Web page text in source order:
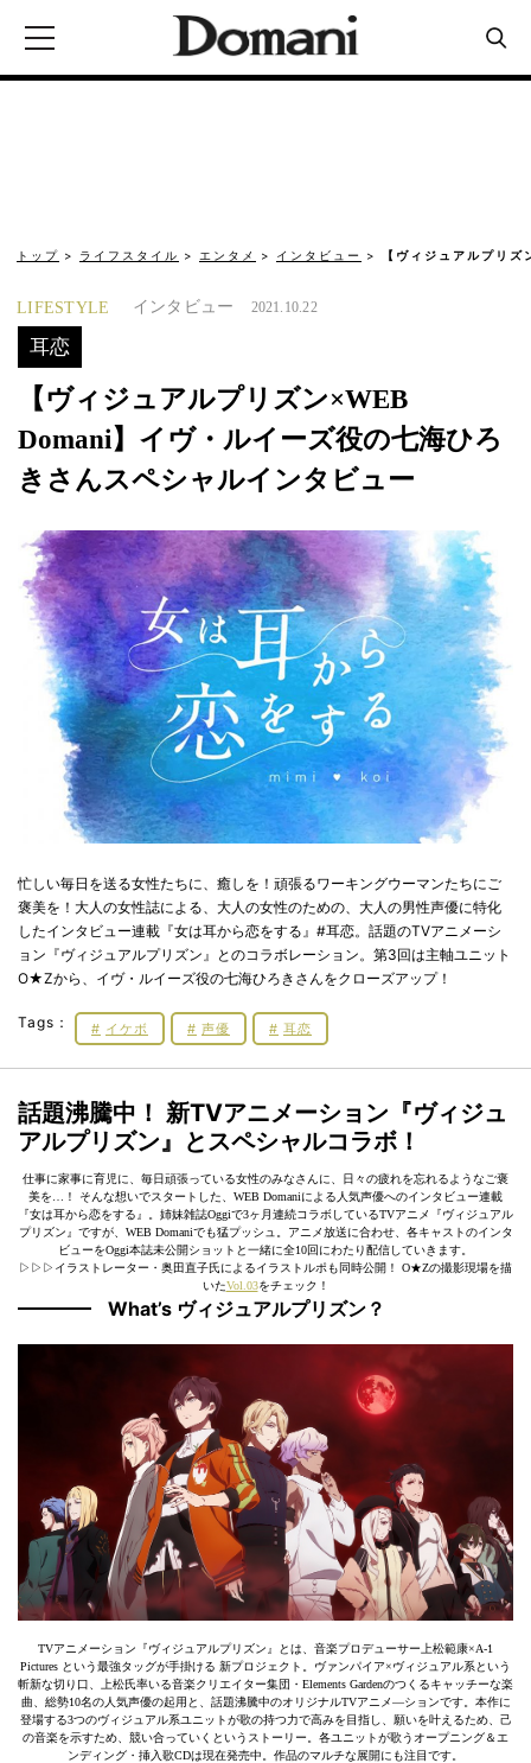
トップ ライフスタイル エンタメ インタビュー 【ヴィジュアルプリ
LIFESTYLE インタビュー 2021.10.22
耳恋
【ヴィジュアルプリズン×WEB
Domani】イヴ・ルイーズ役の七海ひろ
きさんスペシャルインタビュー
忙しい毎日を送る女性たちに、癒しを！頑張るワーキングウーマンたちにご
褒美を！大人の女性誌による、大人の女性のための、大人の男性声優に特化
したインタビュー連載『女は耳から恋をする』#耳恋。話題のTVアニメーシ
ョン『ヴィジュアルプリズン』とのコラボレーション。第3回は主軸ユニット
O★Zから、イヴ・ルイーズ役の七海ひろきさんをクローズアップ！
Tags： イケボ 声優 耳恋
話題沸騰中！ 新TVアニメーション『ヴィジュ
アルプリズン』とスペシャルコラボ！
仕事に家事に育児に、毎日頑張っている女性のみなさんに、日々の疲れを忘れるようなご褒
美を…！ そんな想いでスタートした、WEB Domaniによる人気声優へのインタビュー連載
『女は耳から恋をする』。姉妹雑誌Oggiで3ヶ月連続コラボしているTVアニメ『ヴィジュアル
プリズン』ですが、WEB Domaniでも猛プッシュ。アニメ放送に合わせ、各キャストのインタ
ビューをOggi本誌未公開ショットと一緒に全10回にわたり配信していきます。
▷▷▷イラストレーター・奥田直子氏によるイラストルポも同時公開！ O★Zの撮影現場を描
いたVol.03をチェック！
What’s ヴィジュアルプリズン？
TVアニメーション『ヴィジュアルプリズン』とは、音楽プロデューサー上松範康×A-1
Pictures という最強タッグが手掛ける 新プロジェクト。ヴァンパイア×ヴィジュアル系という
斬新な切り口、上松氏率いる音楽クリエイター集団・Elements Gardenのつくるキャッチーな楽
曲、総勢10名の人気声優の起用と、話題沸騰中のオリジナルTVアニメ―ションです。本作に
登場する3つのヴィジュアル系ユニットが歌の持つ力で高みを目指し、願いを叶えるため、己
の音楽を示すため、競い合っていくというストーリー。各ユニットが歌うオープニング＆エ
ンディング・挿入歌CDは現在発売中。作品のマルチな展開にも注目です。